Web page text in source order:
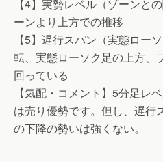
【4】実勢レベル（ゾーンと
ーンより上方での推移
【5】遅行スパン（実態ロー
転、実態ローソク足の上方、
回っている
【気配・コメント】5分足レ
は売り優勢です。但し、遅行
の下降の勢いは強くない。